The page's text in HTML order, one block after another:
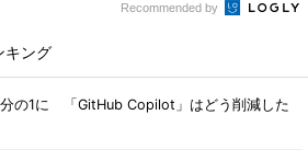
Recommended by
キング
分の1に 「GitHub Copilot」はどう削減した